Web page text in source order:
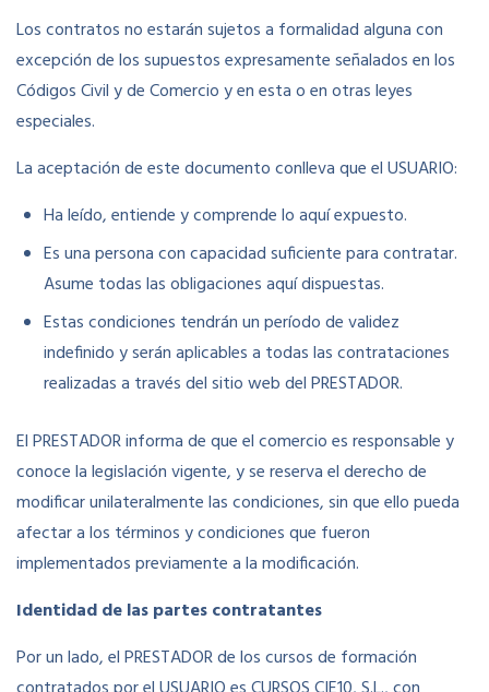
Los contratos no estarán sujetos a formalidad alguna con
excepción de los supuestos expresamente señalados en los
Códigos Civil y de Comercio y en esta o en otras leyes
especiales.
La aceptación de este documento conlleva que el USUARIO:
Ha leído, entiende y comprende lo aquí expuesto.
Es una persona con capacidad suficiente para contratar.
Asume todas las obligaciones aquí dispuestas.
Estas condiciones tendrán un período de validez
indefinido y serán aplicables a todas las contrataciones
realizadas a través del sitio web del PRESTADOR.
El PRESTADOR informa de que el comercio es responsable y
conoce la legislación vigente, y se reserva el derecho de
modificar unilateralmente las condiciones, sin que ello pueda
afectar a los términos y condiciones que fueron
implementados previamente a la modificación.
Identidad de las partes contratantes
Por un lado, el PRESTADOR de los cursos de formación